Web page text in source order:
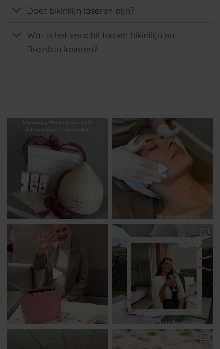
Doet bikinilijn laseren pijn?
Wat is het verschil tussen bikinilijn en
Brazilian laseren?